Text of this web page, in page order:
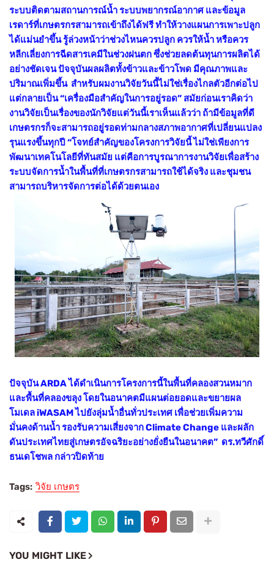
ระบบติดตามสถานการณ์น้ำ ระบบพยากรณ์อากาศ และข้อมูล
เรดาร์ที่เกษตรกรสามารถเข้าถึงได้ฟรี ทำให้วางแผนการเพาะปลูก
ได้แม่นยำขึ้น รู้ล่วงหน้าว่าช่วงไหนควรปลูก ควรให้น้ำ หรือควร
หลีกเลี่ยงการฉีดสารเคมีในช่วงฝนตก ซึ่งช่วยลดต้นทุนการผลิตได้
อย่างชัดเจน ปัจจุบันผลผลิตทั้งข้าวและข้าวโพด มีคุณภาพและ
ปริมาณเพิ่มขึ้น สำหรับผมงานวิจัยวันนี้ไม่ใช่เรื่องไกลตัวอีกต่อไป
แต่กลายเป็น “เครื่องมือสำคัญในการอยู่รอด” สมัยก่อนเราคิดว่า
งานวิจัยเป็นเรื่องของนักวิจัยแต่วันนี้เราเห็นแล้วว่า ถ้ามีข้อมูลที่ดี
เกษตรกรก็จะสามารถอยู่รอดท่ามกลางสภาพอากาศที่เปลี่ยนแปลง
รุนแรงขึ้นทุกปี “โจทย์สำคัญของโครงการวิจัยนี้ ไม่ใช่เพียงการ
พัฒนาเทคโนโลยีที่ทันสมัย แต่คือการบูรณาการงานวิจัยเพื่อสร้าง
ระบบจัดการน้ำในพื้นที่ที่เกษตรกรสามารถใช้ได้จริง และชุมชน
สามารถบริหารจัดการต่อได้ด้วยตนเอง
ปัจจุบัน ARDA ได้ดำเนินการโครงการนี้ในพื้นที่คลองสวนหมาก
และพื้นที่คลองขลุง โดยในอนาคตมีแผนต่อยอดและขยายผล
โมเดล iWASAM ไปยังลุ่มน้ำอื่นทั่วประเทศ เพื่อช่วยเพิ่มความ
มั่นคงด้านน้ำ รองรับความเสี่ยงจาก Climate Change และผลัก
ดันประเทศไทยสู่เกษตรอัจฉริยะอย่างยั่งยืนในอนาคต” ดร.ทวีศักดิ์
ธนเดโชพล กล่าวปิดท้าย
Tags: วิจัย เกษตร
YOU MIGHT LIKE